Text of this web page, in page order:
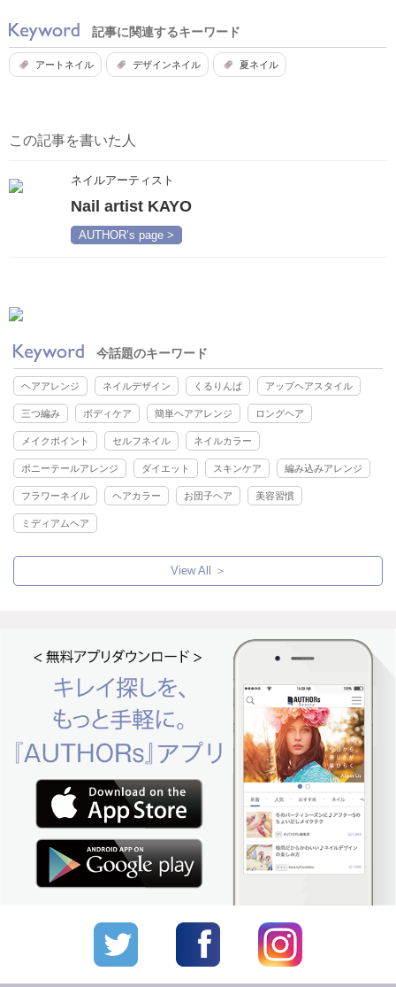
記事に関連するキーワード
アートネイル デザインネイル 夏ネイル
この記事を書いた人
ネイルアーティスト
Nail artist KAYO
AUTHOR’s page >
今話題のキーワード
ヘアアレンジ ネイルデザイン くるりんぱ アップヘアスタイル
三つ編み ボディケア 簡単ヘアアレンジ ロングヘア
メイクポイント セルフネイル ネイルカラー
ポニーテールアレンジ ダイエット スキンケア 編み込みアレンジ
フラワーネイル ヘアカラー お団子ヘア 美容習慣
ミディアムヘア
View All ＞